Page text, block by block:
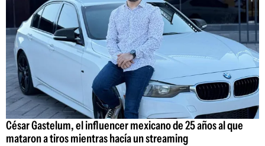
César Gastelum, el influencer mexicano de 25 años al que
mataron a tiros mientras hacía un streaming